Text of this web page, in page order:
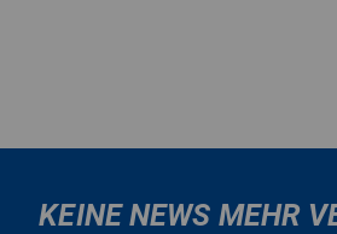
KEINE NEWS MEHR